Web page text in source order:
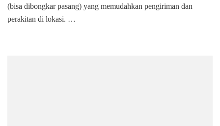
Sampah
(bisa dibongkar pasang) yang memudahkan pengiriman dan
perakitan di lokasi. …